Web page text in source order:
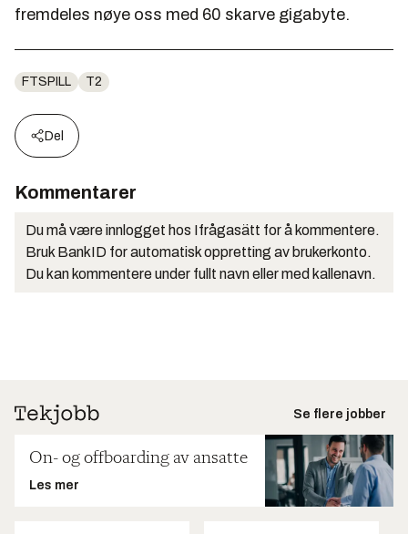
fremdeles nøye oss med 60 skarve gigabyte.
FTSPILL T2
Del
Kommentarer
Du må være innlogget hos Ifrågasätt for å kommentere.
Bruk BankID for automatisk oppretting av brukerkonto.
Du kan kommentere under fullt navn eller med kallenavn.
Se flere jobber
On- og offboarding av ansatte
Les mer